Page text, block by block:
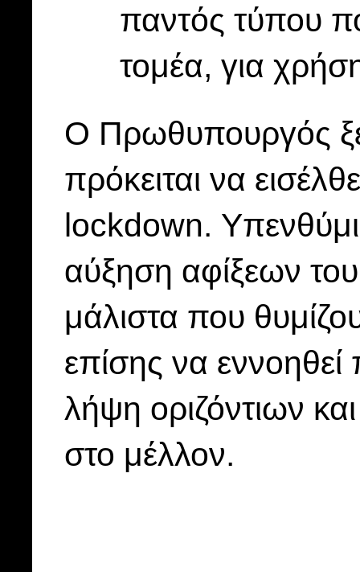
παντός τύπου
τομέα, για
Ο Πρωθυπουργός
πρόκειται να
lockdown.
αύξηση αφίξεων
μάλιστα που
επίσης να εννοηθεί
λήψη οριζόντιων
στο μέλλον.